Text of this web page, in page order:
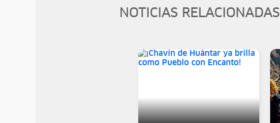
NOTICIAS RELACIONADAS